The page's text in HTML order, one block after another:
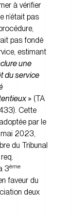
à vérifier
n’était pas
pas fondé
estimant
une
du service
» (TA
Cette
par le
mai 2023,
du Tribunal
3ème
faveur du
deux